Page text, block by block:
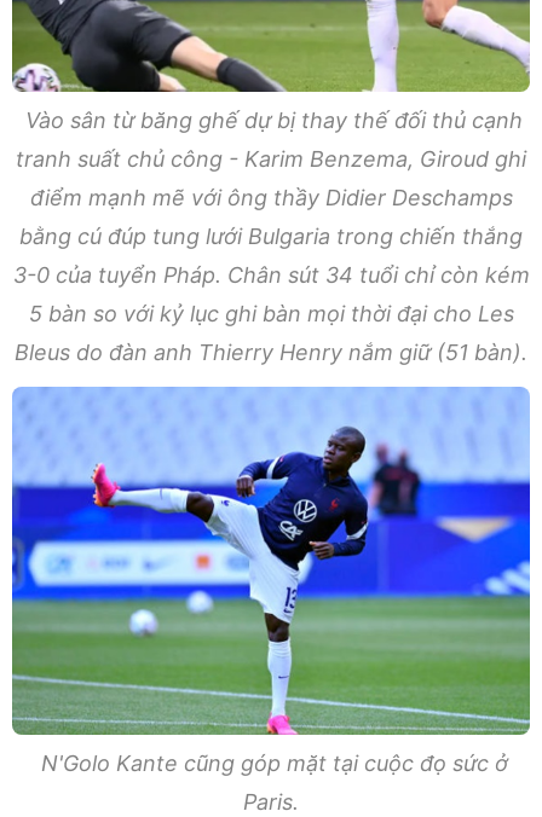
Vào sân từ băng ghế dự bị thay thế đối thủ cạnh
tranh suất chủ công - Karim Benzema, Giroud ghi
điểm mạnh mẽ với ông thầy Didier Deschamps
bằng cú đúp tung lưới Bulgaria trong chiến thắng
3-0 của tuyển Pháp. Chân sút 34 tuổi chỉ còn kém
5 bàn so với kỷ lục ghi bàn mọi thời đại cho Les
Bleus do đàn anh Thierry Henry nắm giữ (51 bàn).
N'Golo Kante cũng góp mặt tại cuộc đọ sức ở
Paris.